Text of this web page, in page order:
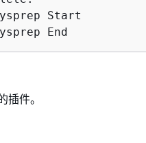
End
件。